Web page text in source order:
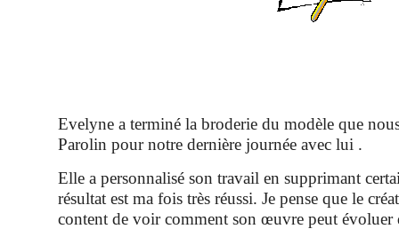
Evelyne a terminé la broderie du modèle que
Parolin pour notre dernière journée avec lui .
Elle a personnalisé son travail en supprimant
résultat est ma fois très réussi. Je pense que le
content de voir comment son œuvre peut évoluer